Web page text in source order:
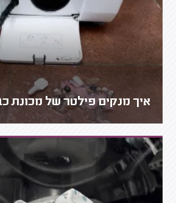
איך מנקים פילטר של מכונת